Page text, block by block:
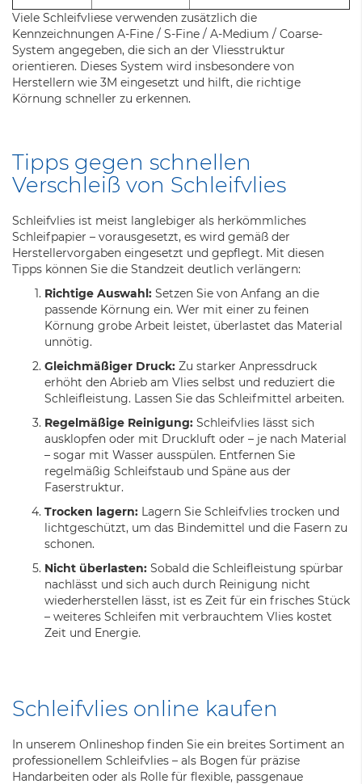
Viele Schleifvliese verwenden zusätzlich die
Kennzeichnungen A-Fine / S-Fine / A-Medium / Coarse-
System angegeben, die sich an der Vliesstruktur
orientieren. Dieses System wird insbesondere von
Herstellern wie 3M eingesetzt und hilft, die richtige
Körnung schneller zu erkennen.
Tipps gegen schnellen
Verschleiß von Schleifvlies
Schleifvlies ist meist langlebiger als herkömmliches
Schleifpapier – vorausgesetzt, es wird gemäß der
Herstellervorgaben eingesetzt und gepflegt. Mit diesen
Tipps können Sie die Standzeit deutlich verlängern:
Richtige Auswahl: Setzen Sie von Anfang an die
passende Körnung ein. Wer mit einer zu feinen
Körnung grobe Arbeit leistet, überlastet das Material
unnötig.
Gleichmäßiger Druck: Zu starker Anpressdruck
erhöht den Abrieb am Vlies selbst und reduziert die
Schleifleistung. Lassen Sie das Schleifmittel arbeiten.
Regelmäßige Reinigung: Schleifvlies lässt sich
ausklopfen oder mit Druckluft oder – je nach Material
– sogar mit Wasser ausspülen. Entfernen Sie
regelmäßig Schleifstaub und Späne aus der
Faserstruktur.
Trocken lagern: Lagern Sie Schleifvlies trocken und
lichtgeschützt, um das Bindemittel und die Fasern zu
schonen.
Nicht überlasten: Sobald die Schleifleistung spürbar
nachlässt und sich auch durch Reinigung nicht
wiederherstellen lässt, ist es Zeit für ein frisches Stück
– weiteres Schleifen mit verbrauchtem Vlies kostet
Zeit und Energie.
Schleifvlies online kaufen
In unserem Onlineshop finden Sie ein breites Sortiment an
professionellem Schleifvlies – als Bogen für präzise
Handarbeiten oder als Rolle für flexible, passgenaue